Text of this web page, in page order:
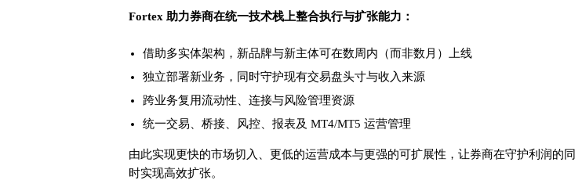
Fortex 助力券商在统一技术栈上整合执行与扩张能力：
借助多实体架构，新品牌与新主体可在数周内（而非数月）上线
独立部署新业务，同时守护现有交易盘头寸与收入来源
跨业务复用流动性、连接与风险管理资源
统一交易、桥接、风控、报表及 MT4/MT5 运营管理
由此实现更快的市场切入、更低的运营成本与更强的可扩展性，让券商在守护利润的同
时实现高效扩张。